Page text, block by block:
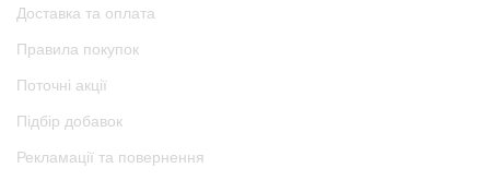
Доставка та оплата
Правила покупок
Поточні акції
Підбір добавок
Рекламації та повернення